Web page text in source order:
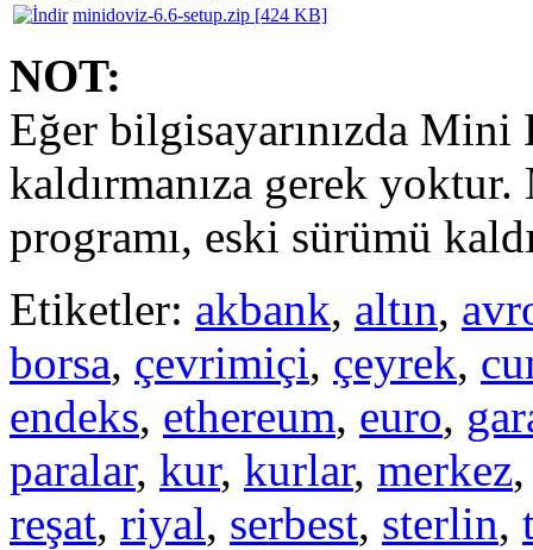
minidoviz-6.6-setup.zip [424 KB]
NOT:
Eğer bilgisayarınızda
kaldırmanıza gerek
programı, eski sürümü
Etiketler: akbank, altın,
borsa, çevrimiçi, çeyrek,
endeks, ethereum, euro,
paralar, kur, kurlar, merkez
reşat, riyal, serbest, sterlin,